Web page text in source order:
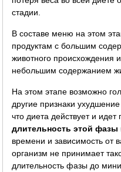
стадии.
В составе меню на этом
продуктам с большим
животного происхождения
небольшим содержанием
На этом этапе возможно
другие признаки
что диета действует и
длительность этой фазы
времени и зависимость от
организм не принимает
длительность фазы до